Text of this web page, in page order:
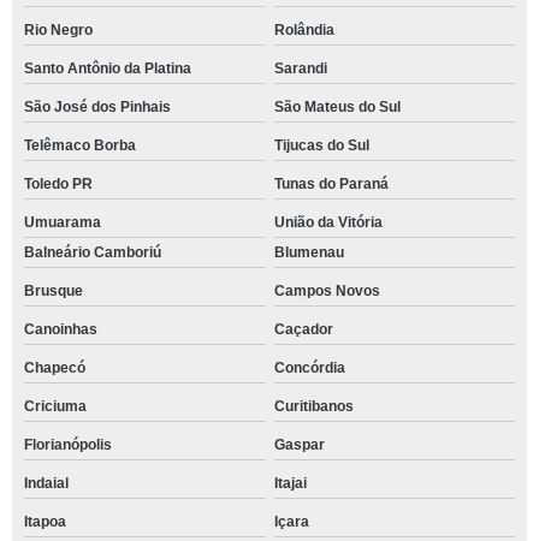
Rio Negro Rolândia
Santo Antônio da Platina Sarandi
São José dos Pinhais São Mateus do Sul
Telêmaco Borba Tijucas do Sul
Toledo PR Tunas do Paraná
Umuarama
União da Vitória
Balneário Camboriú
Blumenau
Brusque Campos Novos
Canoinhas Caçador
Chapecó Concórdia
Criciuma Curitibanos
Florianópolis Gaspar
Indaial Itajai
Itapoa Içara